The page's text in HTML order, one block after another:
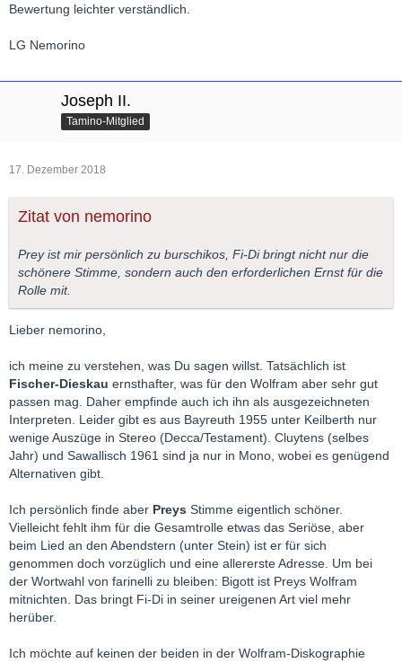
Bewertung leichter verständlich.
LG Nemorino
Joseph II.
Tamino-Mitglied
17. Dezember 2018
Zitat von nemorino
Prey ist mir persönlich zu burschikos, Fi-Di bringt nicht nur die
schönere Stimme, sondern auch den erforderlichen Ernst für die
Rolle mit.
Lieber nemorino,
ich meine zu verstehen, was Du sagen willst. Tatsächlich ist
Fischer-Dieskau ernsthafter, was für den Wolfram aber sehr gut
passen mag. Daher empfinde auch ich ihn als ausgezeichneten
Interpreten. Leider gibt es aus Bayreuth 1955 unter Keilberth nur
wenige Auszüge in Stereo (Decca/Testament). Cluytens (selbes
Jahr) und Sawallisch 1961 sind ja nur in Mono, wobei es genügend
Alternativen gibt.
Ich persönlich finde aber Preys Stimme eigentlich schöner.
Vielleicht fehlt ihm für die Gesamtrolle etwas das Seriöse, aber
beim Lied an den Abendstern (unter Stein) ist er für sich
genommen doch vorzüglich und eine allererste Adresse. Um bei
der Wortwahl von farinelli zu bleiben: Bigott ist Preys Wolfram
mitnichten. Das bringt Fi-Di in seiner ureigenen Art viel mehr
herüber.
Ich möchte auf keinen der beiden in der Wolfram-Diskographie